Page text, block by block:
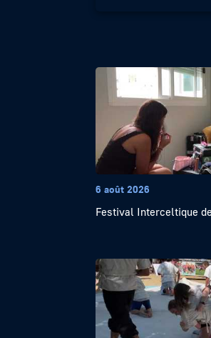
6 août 2026
Festival Interceltique